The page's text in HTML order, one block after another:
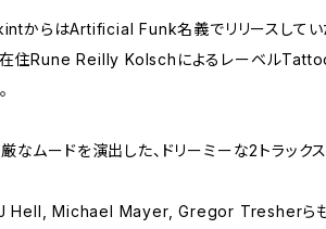
からはArtificial Funk名義でリリースしてい
住Rune Reilly Kolschによるレーベル
なムードを演出した、ドリーミーな2トラックス
Hell, Michael Mayer, Gregor Tresherらも